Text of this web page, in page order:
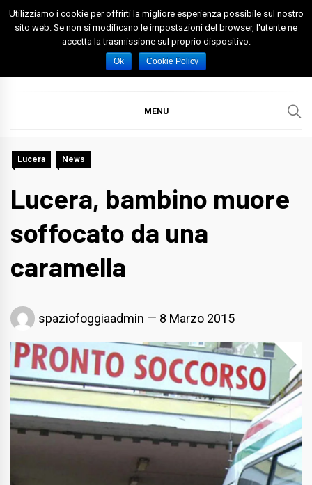
Skip
Spazio Foggia
Foggia News Calcio Eventi e Attività nella Capitanata
MENU
Lucera News
Lucera, bambino muore
soffocato da una
caramella
spaziofoggiaadmin 8 Marzo 2015
Utilizziamo i cookie per offrirti la migliore esperienza possibile sul nostro
sito web. Se non si modificano le impostazioni del browser, l'utente ne
accetta la trasmissione sul proprio dispositivo.
Ok Cookie Policy